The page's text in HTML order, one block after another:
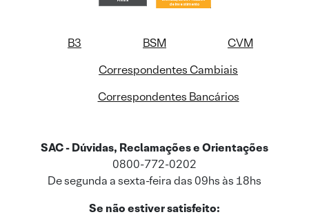
B3 BSM
CVM
Correspondentes Cambiais
Correspondentes Bancários
SAC - Dúvidas, Reclamações e Orientações
0800-772-0202
De segunda a sexta-feira das 09hs às 18hs
Se não estiver satisfeito: